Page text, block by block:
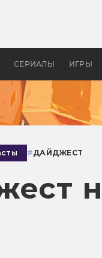
СЕРИАЛЫ ИГРЫ
#ДАЙДЖЕСТ